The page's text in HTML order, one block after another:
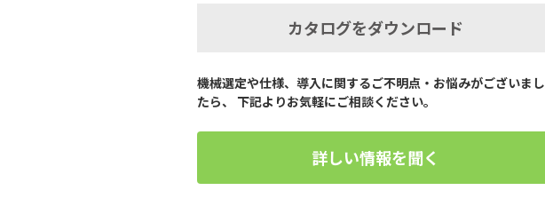
カタログをダウンロード
機械選定や仕様、導入に関するご不明点・お悩みがございまし
たら、 下記よりお気軽にご相談ください。
詳しい情報を聞く